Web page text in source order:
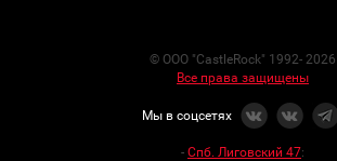
© ООО "CastleRock" 1992- 2026
Все права защищены
Мы в соцсетях
- Спб. Лиговский 47: